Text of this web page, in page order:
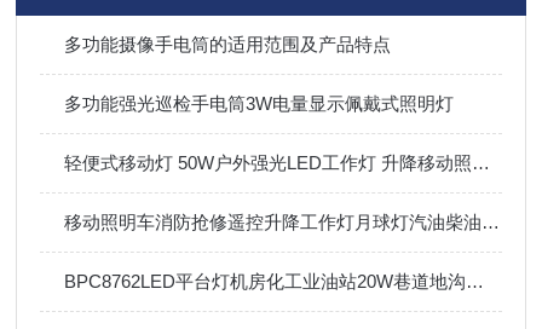
多功能摄像手电筒的适用范围及产品特点
多功能强光巡检手电筒3W电量显示佩戴式照明灯
轻便式移动灯 50W户外强光LED工作灯 升降移动照明灯
移动照明车消防抢修遥控升降工作灯月球灯汽油柴油发电机应急灯塔
BPC8762LED平台灯机房化工业油站20W巷道地沟吸顶灯